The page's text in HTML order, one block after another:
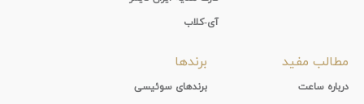
آی-کلاب
مطالب مفید
درباره ساعت
برندها
برندهای سوئیسی